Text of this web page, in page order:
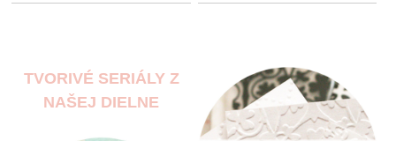
TVORIVÉ SERIÁLY Z
NAŠEJ DIELNE